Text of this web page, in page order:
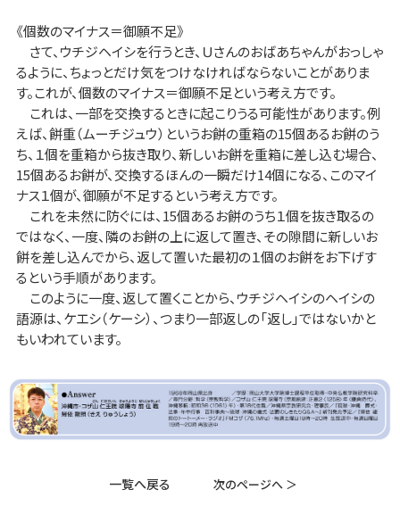
《個数のマイナス＝御願不足》
さて、ウチジヘイシを行うとき、Ｕさんのおばあちゃんがおっしゃ
るように、ちょっとだけ気をつけなければならないことがありま
す。これが、個数のマイナス＝御願不足という考え方です。
これは、一部を交換するときに起こりうる可能性があります。例
えば、餅重（ムーチジュウ）というお餅の重箱の15個あるお餅のう
ち、１個を重箱から抜き取り、新しいお餅を重箱に差し込む場合、
15個あるお餅が、交換するほんの一瞬だけ14個になる、このマイ
ナス１個が、御願が不足するという考え方です。
これを未然に防ぐには、15個あるお餅のうち１個を抜き取るの
ではなく、一度、隣のお餅の上に返して置き、その隙間に新しいお
餅を差し込んでから、返して置いた最初の１個のお餅をお下げす
るという手順があります。
このように一度、返して置くことから、ウチジヘイシのヘイシの
語源は、ケエシ（ケーシ）、つまり一部返しの「返し」ではないかと
もいわれています。
一覧へ戻る 次のページへ ＞